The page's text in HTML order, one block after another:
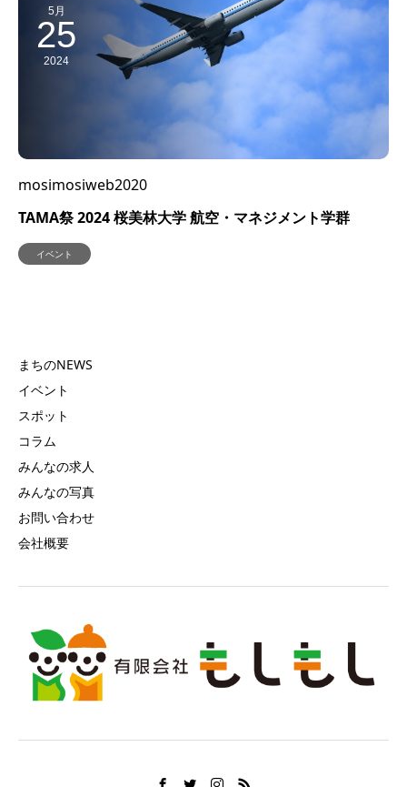
5月
25
2024
mosimosiweb2020
TAMA祭 2024 桜美林大学 航空・マネジメント学群
イベント
まちのNEWS
イベント
スポット
コラム
みんなの求人
みんなの写真
お問い合わせ
会社概要